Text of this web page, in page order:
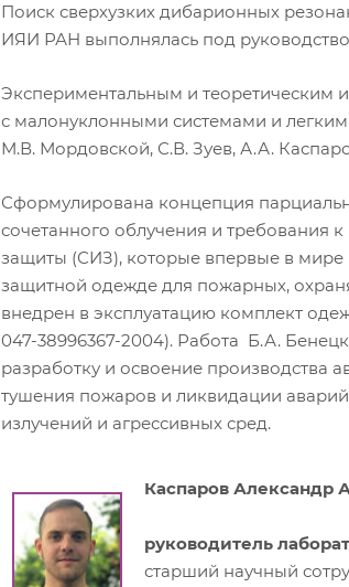
Поиск сверхузких дибарионных
ИЯИ РАН выполнялась под
Экспериментальным и теоретическим
с малонуклонными системами и
М.В. Мордовской, С.В. Зуев, А.А.
Сформулирована концепция
сочетанного облучения и требования
защиты (СИЗ), которые впервые в
защитной одежде для пожарных,
внедрен в эксплуатацию комплект
047-38996367-2004). Работа Б.А.
разработку и освоение
тушения пожаров и ликвидации
излучений и агрессивных сред.
Каспаров Александр
руководитель
старший научный